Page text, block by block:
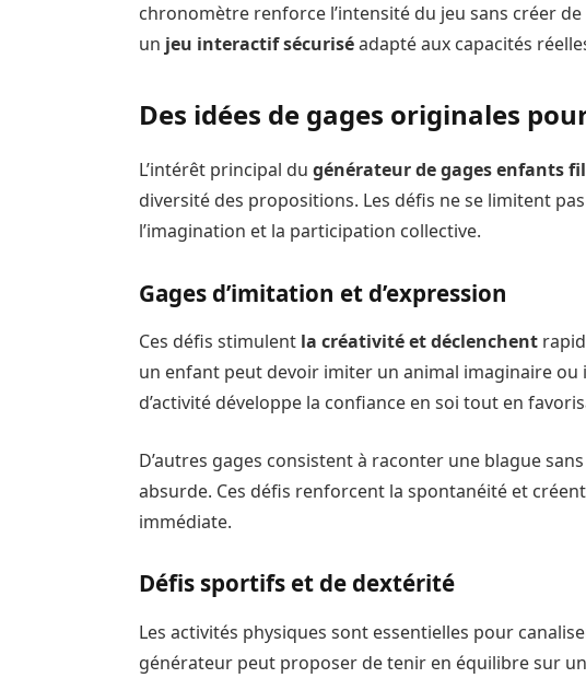
chronomètre renforce l’intensité du jeu sans créer
un jeu interactif sécuriséadapté aux capacités
Des idées de gages originales
L’intérêt principal dugénérateur de gages enfants
diversité des propositions. Les défis ne se limitent
l’imagination et la participation collective.
Gages d’imitation et d’expression
Ces défis stimulent la créativité et déclenchent
un enfant peut devoir imiter un animal imaginaire
d’activité développe la confiance en soi tout en
D’autres gages consistent à raconter une blague
absurde. Ces défis renforcent la spontanéité et
immédiate.
Défis sportifs et de dextérité
Les activités physiques sont essentielles pour
générateur peut proposer de tenir en équilibre sur